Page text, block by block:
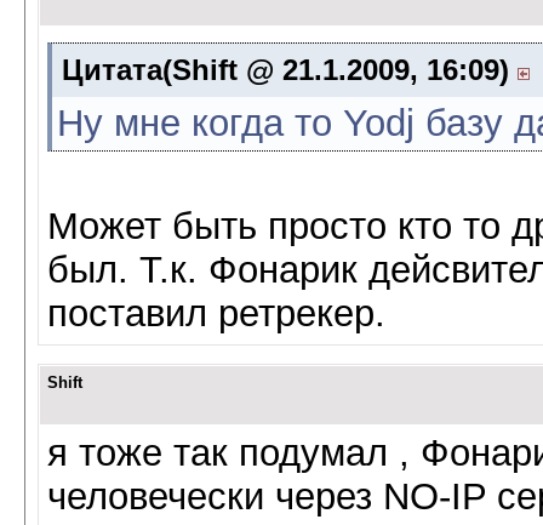
Цитата(Shift @ 21.1.2009, 16:09)
Ну мне когда то Yodj базу
Может быть просто кто то
был. Т.к. Фонарик
поставил ретрекер.
Shift
я тоже так подумал ,
человечески через NO-IP